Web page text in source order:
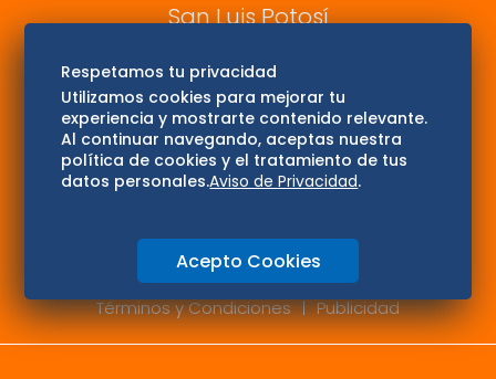
San Luis Potosí
Edomex
Consultas
Hidalgo
Oaxaca
Aviso de privacidad
Directorio
Términos y Condiciones
Publicidad
Respetamos tu privacidad
Utilizamos cookies para mejorar tu
experiencia y mostrarte contenido relevante.
Al continuar navegando, aceptas nuestra
política de cookies y el tratamiento de tus
datos personales.Aviso de Privacidad.
Acepto Cookies